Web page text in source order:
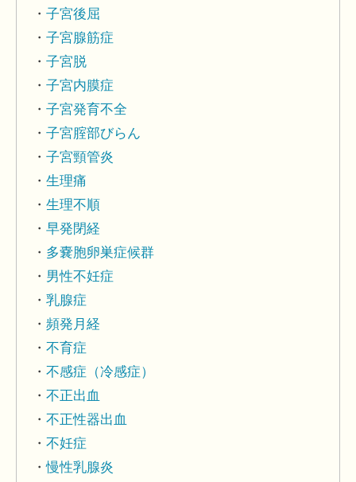
子宮後屈
子宮腺筋症
子宮脱
子宮内膜症
子宮発育不全
子宮腟部びらん
子宮頸管炎
生理痛
生理不順
早発閉経
多嚢胞卵巣症候群
男性不妊症
乳腺症
頻発月経
不育症
不感症（冷感症）
不正出血
不正性器出血
不妊症
慢性乳腺炎